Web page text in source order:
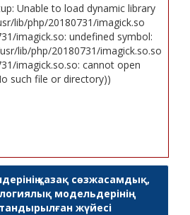
Unable to load dynamic library
lib/php/20180731/imagick.so
imagick.so: undefined symbol:
lib/php/20180731/imagick.so.so
imagick.so.so: cannot open
such file or directory))
қазақ сөзжасамдық,
модельдерінің
жүйесі